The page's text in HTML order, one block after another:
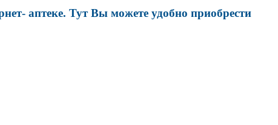
аптеке. Тут Вы можете удобно приобрести